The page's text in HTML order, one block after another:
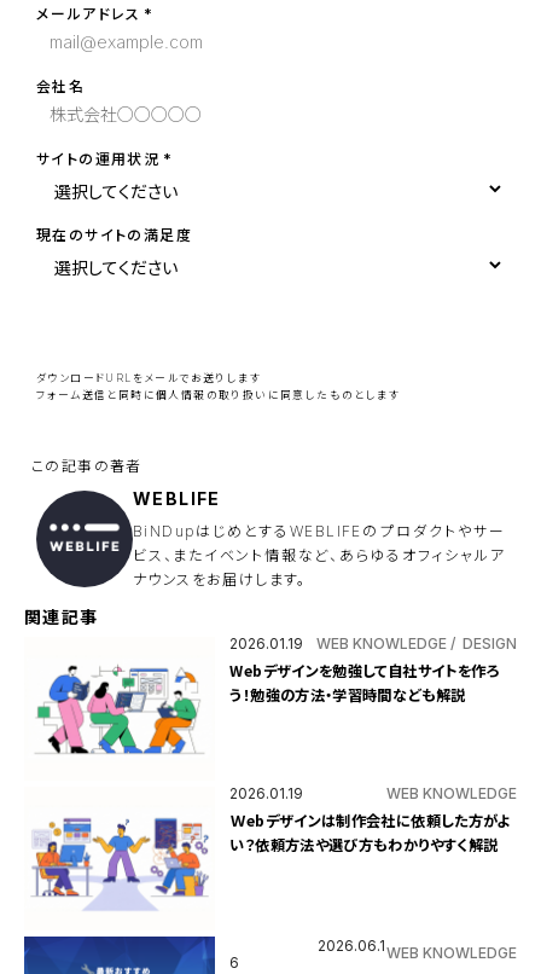
メールアドレス
会社名
サイトの運用状況
現在のサイトの満足度
ー
ル
の
ま
に
し
て
く
だ
い
ダウンロードURLをメールでお送りします
フォーム送信と同時に 個人情報の取り扱い に同意したものとします
WEBLIFE
BiNDupはじめとするWEBLIFEのプロダクトやサー
ビス、またイベント情報など、あらゆるオフィシャルア
ナウンスをお届けします。
関連記事
2026.01.19 WEB KNOWLEDGE DESIGN
Webデザインを勉強して自社サイトを作ろ
う！勉強の方法・学習時間なども解説
2026.01.19 WEB KNOWLEDGE
Ｗebデザインは制作会社に依頼した方がよ
い？依頼方法や選び方もわかりやすく解説
2026.06.1
6
WEB KNOWLEDGE